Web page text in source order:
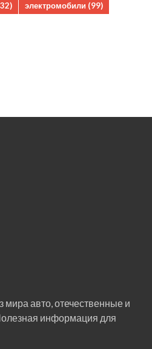
электромобили (99)
авто, отечественные и
информация для